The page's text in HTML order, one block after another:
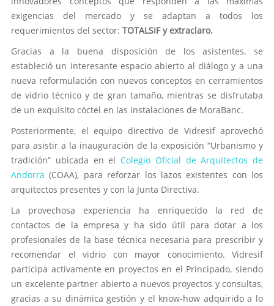
exigencias del mercado y se adaptan a todos los
requerimientos del sector: TOTALSIF y extraclaro.
Gracias a la buena disposición de los asistentes, se
estableció un interesante espacio abierto al diálogo y a una
nueva reformulación con nuevos conceptos en cerramientos
de vidrio técnico y de gran tamaño, mientras se disfrutaba
de un exquisito cóctel en las instalaciones de MoraBanc.
Posteriormente, el equipo directivo de Vidresif aprovechó
para asistir a la inauguración de la exposición “Urbanismo y
tradición” ubicada en el Colegio Oficial de Arquitectos de
Andorra(COAA), para reforzar los lazos existentes con los
arquitectos presentes y con la Junta Directiva.
La provechosa experiencia ha enriquecido la red de
contactos de la empresa y ha sido útil para dotar a los
profesionales de la base técnica necesaria para prescribir y
recomendar el vidrio con mayor conocimiento. Vidresif
participa activamente en proyectos en el Principado, siendo
un excelente partner abierto a nuevos proyectos y consultas,
gracias a su dinámica gestión y el know-how adquirido a lo